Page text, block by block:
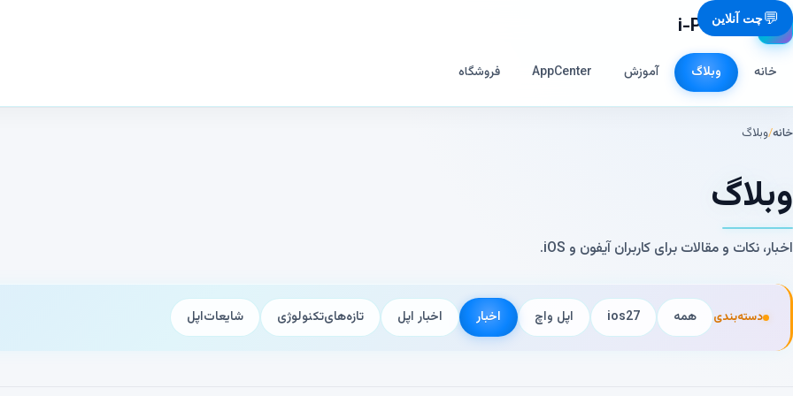
📱
i-Phone.ir
خانه وبلاگ آموزش AppCenter فروشگاه
خانه/وبلاگ
وبلاگ
اخبار، نکات و مقالات برای کاربران آیفون و iOS.
دسته‌بندی همه ios27 اپل واچ اخبار اخبار‌ اپل تازه‌های‌تکنولوژی شایعات‌اپل
💬چت آنلاین